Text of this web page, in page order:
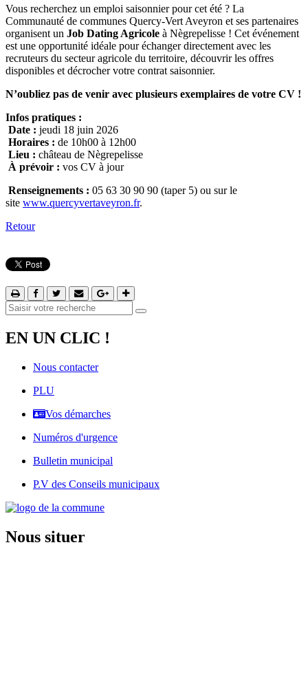
Vous recherchez un emploi saisonnier pour cet été ? La
Communauté de communes Quercy-Vert Aveyron et ses partenaires
organisent un Job Dating Agricole à Nègrepelisse ! Cet événement
est une opportunité idéale pour échanger directement avec les
recruteurs du secteur agricole du territoire, découvrir les offres
disponibles et décrocher votre contrat saisonnier.
N’oubliez pas de venir avec plusieurs exemplaires de votre CV !
Infos pratiques :
Date : jeudi 18 juin 2026
Horaires : de 10h00 à 12h00
Lieu : château de Nègrepelisse
À prévoir : vos CV à jour
Renseignements : 05 63 30 90 90 (taper 5) ou sur le
site www.quercyvertaveyron.fr.
Retour
EN UN CLIC !
Nous contacter
PLU
Vos démarches
Numéros d'urgence
Bulletin municipal
P.V des Conseils municipaux
Nous situer